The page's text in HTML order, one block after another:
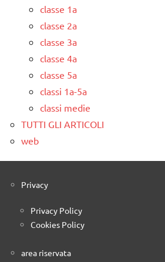
classe 1a
classe 2a
classe 3a
classe 4a
classe 5a
classi 1a-5a
classi medie
TUTTI GLI ARTICOLI
web
Privacy
Privacy Policy
Cookies Policy
area riservata